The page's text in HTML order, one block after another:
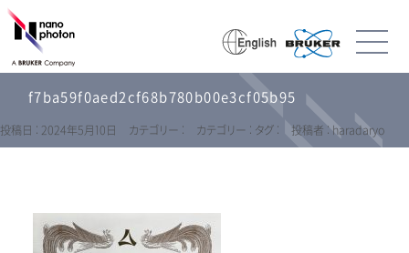
f7ba59f0aed2cf68b780b00e3cf05b95
投稿日 : 2024年5月10日 カテゴリー : カテゴリー : タグ : 投稿者 : haradaryo